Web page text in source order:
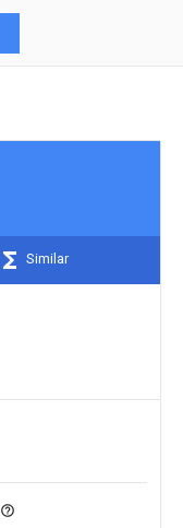
Similar